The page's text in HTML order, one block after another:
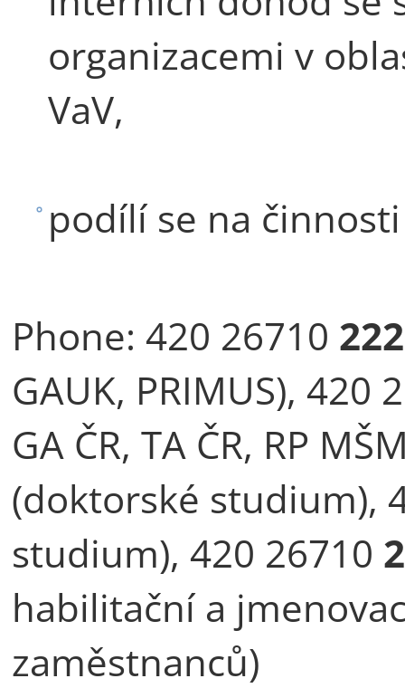
organizacemi v
VaV,
podílí se na
Phone: 420 26710
GAUK, PRIMUS), 420
GA ČR, TA ČR, RP
(doktorské studium),
studium), 420 26710
habilitační a
zaměstnanců)